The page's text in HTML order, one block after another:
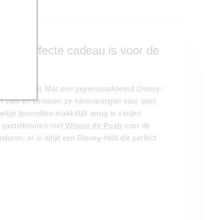
perfecte cadeau is voor de
mijlpaal. Met een gepersonaliseerd Disney-
vast en bewaren ze herinneringen voor later.
bovendien makkelijk terug te vinden
met Winnie de Poeh voor de
er is altijd een Disney-held die perfect